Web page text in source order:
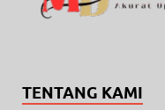
TENTANG KAMI